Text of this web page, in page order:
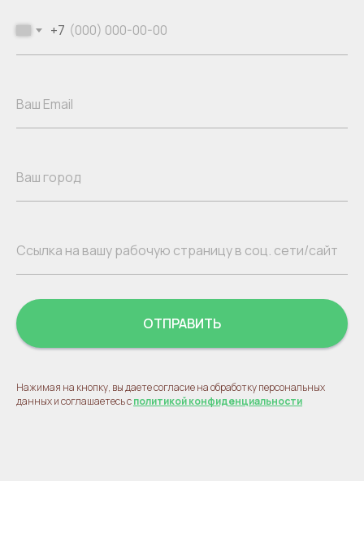
+7
ОТПРАВИТЬ
Нажимая на кнопку, вы даете согласие на обработку персональных
данных и соглашаетесь сполитикой конфиденциальности